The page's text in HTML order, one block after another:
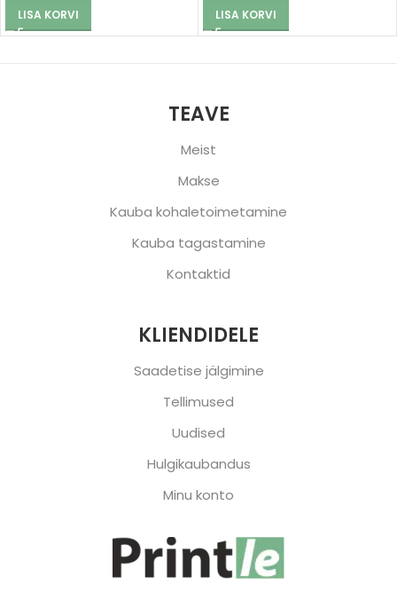
LISA KORVI
LISA KORVI
TEAVE
Meist
Makse
Kauba kohaletoimetamine
Kauba tagastamine
Kontaktid
KLIENDIDELE
Saadetise jälgimine
Tellimused
Uudised
Hulgikaubandus
Minu konto